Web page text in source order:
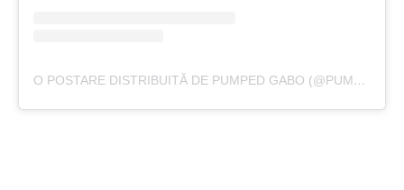
O POSTARE DISTRIBUITĂ DE PUMPED GABO (@PUMPED_GABO)